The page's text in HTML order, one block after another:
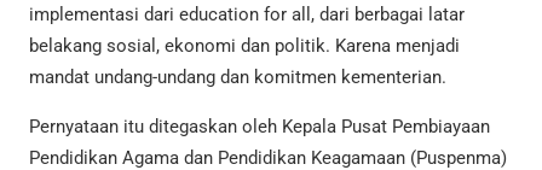
implementasi dari education for all, dari berbagai latar
belakang sosial, ekonomi dan politik. Karena menjadi
mandat undang-undang dan komitmen kementerian.
Pernyataan itu ditegaskan oleh Kepala Pusat Pembiayaan
Pendidikan Agama dan Pendidikan Keagamaan (Puspenma)